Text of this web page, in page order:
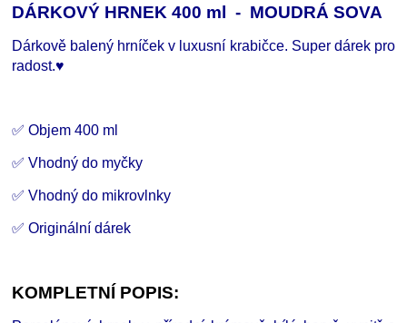
DÁRKOVÝ HRNEK 400 ml - MOUDRÁ SOVA
Dárkově balený hrníček v luxusní krabičce. Super dárek pro
radost.♥
✅ Objem 400 ml
✅ Vhodný do myčky
✅ Vhodný do mikrovlnky
✅ Originální dárek
KOMPLETNÍ POPIS: